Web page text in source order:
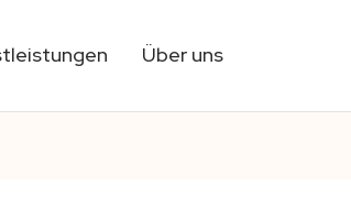
Über uns